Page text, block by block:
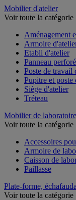
Mobilier d'atelier
Voir toute la catégorie
Aménagement
Armoire
Etabli d'atelier
Panneau
Poste de travail
Pupitre et
Siège d'atelier
Tréteau
Mobilier de laboratoire
Voir toute la catégorie
Accessoires
Armoire de
Caisson de
Paillasse
Plate-forme,
Voir toute la catégorie